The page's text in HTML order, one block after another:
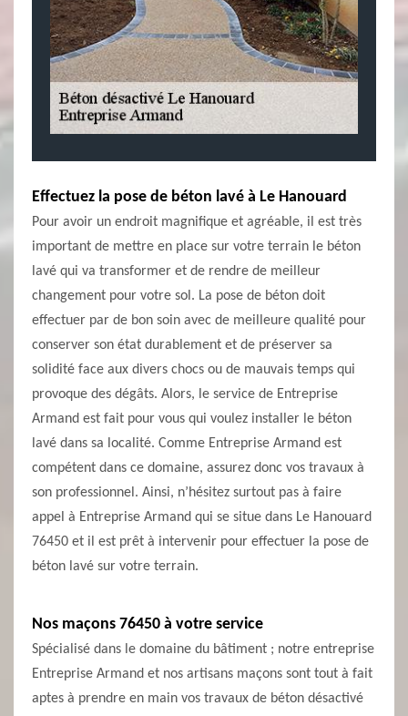
Effectuez la pose de béton lavé à Le Hanouard
Pour avoir un endroit magnifique et agréable, il est très
important de mettre en place sur votre terrain le béton
lavé qui va transformer et de rendre de meilleur
changement pour votre sol. La pose de béton doit
effectuer par de bon soin avec de meilleure qualité pour
conserver son état durablement et de préserver sa
solidité face aux divers chocs ou de mauvais temps qui
provoque des dégâts. Alors, le service de Entreprise
Armand est fait pour vous qui voulez installer le béton
lavé dans sa localité. Comme Entreprise Armand est
compétent dans ce domaine, assurez donc vos travaux à
son professionnel. Ainsi, n’hésitez surtout pas à faire
appel à Entreprise Armand qui se situe dans Le Hanouard
76450 et il est prêt à intervenir pour effectuer la pose de
béton lavé sur votre terrain.
Nos maçons 76450 à votre service
Spécialisé dans le domaine du bâtiment ; notre entreprise
Entreprise Armand et nos artisans maçons sont tout à fait
aptes à prendre en main vos travaux de béton désactivé